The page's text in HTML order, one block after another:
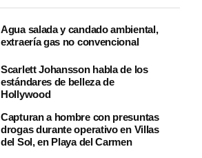
Agua salada y candado ambiental,
extraería gas no convencional
Scarlett Johansson habla de los
estándares de belleza de
Hollywood
Capturan a hombre con presuntas
drogas durante operativo en Villas
del Sol, en Playa del Carmen